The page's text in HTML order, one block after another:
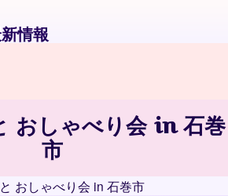
情報
おしゃべり会 in 石巻
市
おしゃべり会 in 石巻市